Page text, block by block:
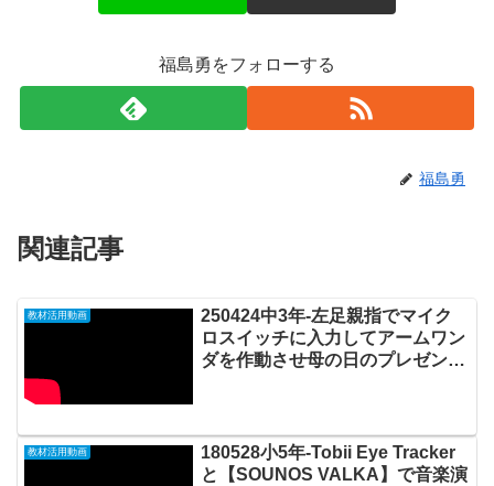
福島勇をフォローする
福島勇
関連記事
教材活用動画
250424中3年-左足親指でマイク
ロスイッチに入力してアームワン
ダを作動させ母の日のプレゼント
教材活用動画
180528小5年-Tobii Eye Tracker
と【SOUNOS VALKA】で音楽演